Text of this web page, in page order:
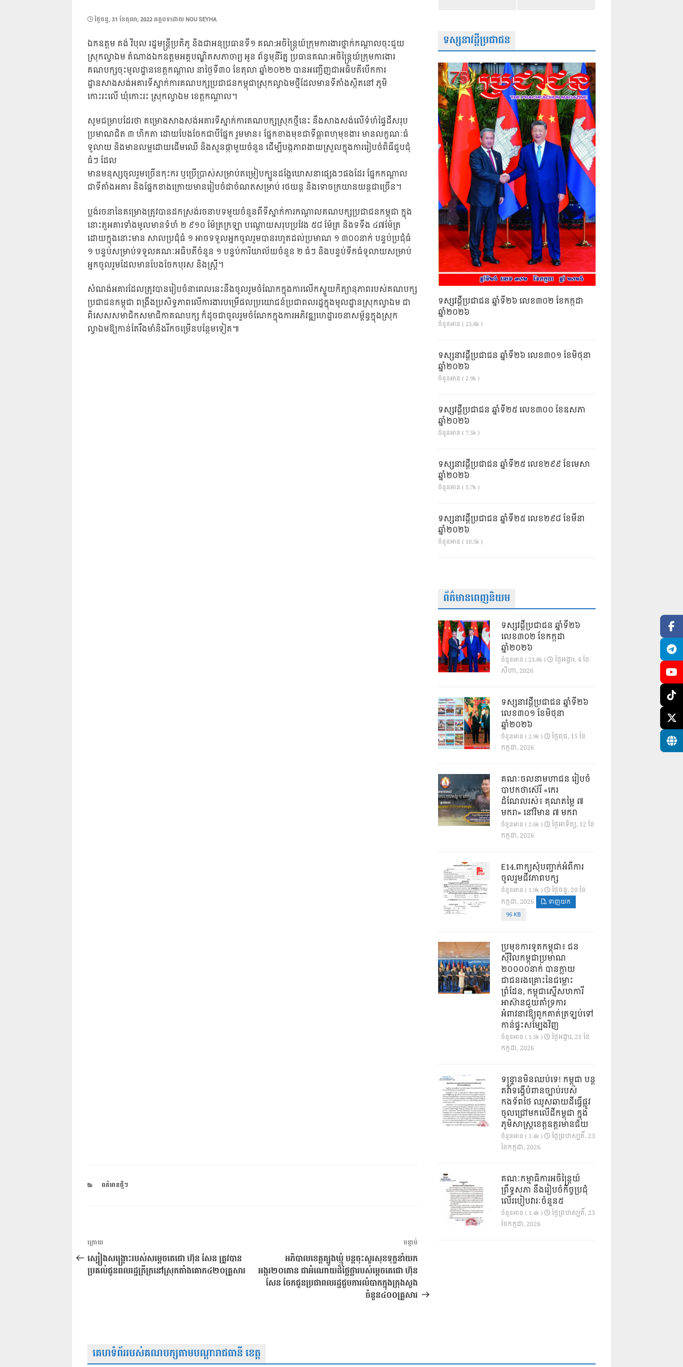
POSTED
ថ្ងៃ​ចន្ទ, 31 ខែ​តុលា, 2022អត្ថបទដោយ NOU SEYHA
ឯកឧត្តម​ គង់ វិបុល រដ្ឋមន្ត្រីប្រតិភូ និងជាអនុប្រធានទី១ គណ:អចិន្ត្រៃយ៍ក្រុមការងារថ្នាក់កណ្តាលចុះជួយ
ស្រុកល្វាឯម តំណាងឯកឧត្តមអគ្គបណ្ឌិតសភាចារ្យ អូន ព័ន្ធមុនីរ័ត្ន ប្រធានគណ:អចិន្ត្រៃយ៍ក្រុមការងារ
គណបក្សចុះមូលដ្ឋានខេត្តកណ្តាល នាថ្ងៃទី៣០ ខែតុលា ឆ្នាំ២០២២ ​បានអញ្ជើញជាអធិបតីបើកការ
ដ្ឋានសាងសង់អគារទីស្នាក់ការគណបក្សប្រជាជនកម្ពុជាស្រុកល្វាឯមថ្មីដែលមានទីតាំងស្ថិតនៅ ភូមិ
កោះរះលើ ឃុំកោះរះ ស្រុកល្វាឯម ខេត្តកណ្តាល។
សូមជម្រាបដែរថា​ គម្រោងសាងសង់អគារទីស្នាក់ការគណបក្សស្រុកថ្មីនេះ​ នឹងសាងសង់លើទំហំផ្ទៃដីសរុប
ប្រមាណជិត ៣ ហិកតា ដោយបែងចែកជាបីផ្នែក រួមមាន៖​ ផ្នែកខាងមុខជាទីធ្លាពហុមុខងារ មានលក្ខណៈធំ
ទូលាយ និងមានលម្អដោយដើមឈើ និងសួនផ្កាមួយចំនួន ដើម្បីបង្កភាពងាយស្រួលក្នុងការរៀបចំពិធីជួបជុំ
ធំៗ ដែល
មានមនុស្សចូលរួមច្រើនកុះករ ឬប្រើប្រាស់សម្រាប់តម្រៀបក្បួនដង្ហែឃោសនាផ្សេងៗផងដែរ ផ្នែកកណ្ដាល
ជាទីតាំងអគារ​ និងផ្នែកខាងក្រោយមានរៀបចំជាចំណតសម្រាប់​ រថយន្ត​ និងទោចក្រយានយន្តជាច្រើន។
ប្លង់រចនានៃគម្រោងត្រូវបានដកស្រង់រចនាបទមួយចំនួនពីទីស្នាក់ការកណ្តាលគណបក្សប្រជាជនកម្ពុជា ក្នុង
នោះតួអគារទាំងមូល​មានទំហំ ២ ៩១០ ម៉ែត្រក្រឡា បណ្តោយសរុបប្រវែង ៥៨ ម៉ែត្រ និងទទឹង ៤៧ម៉ែត្រ
ដោយក្នុងនោះមាន សាលប្រជុំធំ ១ អាចទទួលអ្នកចូលរួមបានរហូតដល់ប្រមាណ ១ ៣០០នាក់ បន្ទប់ប្រជុំធំ
១ បន្ទប់សម្រាប់ទទួលគណៈអធិបតីចំនួន ១ បន្ទប់ការិយាល័យចំនួន ២ ធំៗ និងបន្ទប់ទីកធំទូលាយសម្រាប់
អ្នកចូលរួមដែលមានបែងចែកបុរស និងស្ត្រី។
សំណង់អគារដែលត្រូវបានរៀបចំនាពេលនេះនឹងចូលរួមចំណែកក្នុងការលើកស្ទួយកិត្យានុភាពរបស់គណបក្ស
ប្រជាជនកម្ពុជា ពង្រឹងប្រសិទ្ធភាពលើការងារបម្រើផលប្រយោជន៍ប្រជាពលរដ្ឋក្នុងមូលដ្ឋានស្រុកល្វាឯម ជា
ពិសេសសមាជិកសមាជិកាគណបក្ស ក៏ដូចជាចូលរួមចំណែកក្នុងការអភិវឌ្ឍហេដ្ឋារចនាសម្ព័ន្ធក្នុងស្រុក
ល្វាឯមឱ្យកាន់តែរឹងមាំនិងរីកចម្រើនបន្ថែមទៀត៕
CATEGORIES
ពត៌មានថ្មីៗ
ការ​
នាំទិស​
ប្រកាស
អត្ថបទ
មុន
ក្រោយ
ស្បៀងសង្គ្រោះរបស់សម្ដេចតេជោ ហ៊ុន សែន ត្រូវបាន
ប្រគល់ជូនពលរដ្ឋក្រីក្រនៅស្រុកតាំងគោក៤២០គ្រួសារ
បន្ទាប់
អភិបាលខេត្តត្បូងឃ្មុំ បន្តចុះសួរសុខទុក្ខនាំយក
អង្ករ២០តោន ជាអំណោយដ៏ថ្លៃថ្លារបស់ម្តេចតេជោ ហ៊ុន
សែន ចែកជូនប្រជាពលរដ្ឋជួបការលំបាកក្នុងក្រុងសួង
ចំនួន៤០០គ្រួសារ
ទស្សនាវដ្តីប្រជាជន
ទស្សវដ្តីប្រជាជន ឆ្នាំទី២៦ លេខ៣០២ ខែកក្កដា
ឆ្នាំ២០២៦
ចំនួនអាន ( 23.8k )
ទស្សនាវដ្ដីប្រជាជន ឆ្នាំទី២៦ លេខ៣០១ ខែមិថុនា
ឆ្នាំ២០២៦
ចំនួនអាន ( 2.9k )
ទស្សវដ្តីប្រជាជន ឆ្នាំទី២៥ លេខ៣០០ ខែឧសភា
ឆ្នាំ២០២៦
ចំនួនអាន ( 7.5k )
ទស្សនាវដ្ដីប្រជាជន ឆ្នាំទី២៥ លេខ២៩៩ ខែមេសា
ឆ្នាំ២០២៦
ចំនួនអាន ( 5.7k )
ទស្សនាវដ្ដីប្រជាជន ឆ្នាំទី២៥ លេខ២៩៨ ខែមីនា
ឆ្នាំ២០២៦
ចំនួនអាន ( 10.5k )
ព័ត៌មានពេញនិយម
ទស្សវដ្តីប្រជាជន ឆ្នាំទី២៦
លេខ៣០២ ខែកក្កដា
ឆ្នាំ២០២៦
ចំនួនអាន ( 23.8k )
ថ្ងៃ​អង្គារ, 4 ខែ​
សីហា, 2026
ទស្សនាវដ្ដីប្រជាជន ឆ្នាំទី២៦
លេខ៣០១ ខែមិថុនា
ឆ្នាំ២០២៦
ចំនួនអាន ( 2.9k )
ថ្ងៃ​ពុធ, 15 ខែ​
កក្កដា, 2026
គណៈចលនាមហាជន រៀបចំ
បាឋកថាស៊េរី «កេរ
ដំណែលរស់៖ គុណតម្លៃ ៧
មករា» នៅវិមាន ៧ មករា
ចំនួនអាន ( 2.6k )
ថ្ងៃ​អាទិត្យ, 12 ខែ​
កក្កដា, 2026
E14.ពាក្យសុំបញ្ជាក់អំពីការ
ចូលរួមជីវភាពបក្ស
ចំនួនអាន ( 1.9k )
ថ្ងៃ​ចន្ទ, 20 ខែ​
កក្កដា, 2026
ទាញយក
96 KB
ប្រមុខការទូតកម្ពុជា៖ ជន
ស៊ីវិលកម្ពុជាប្រមាណ
២០០០០នាក់ បានក្លាយ
ជាជនរងគ្រោះនៃជម្លោះ
ព្រំដែន, កម្ពុជាស្នើសហការី
អាស៊ានជួយគាំទ្រការ
អំពាវនាវឱ្យពួកគាត់ត្រឡប់ទៅ
កាន់ផ្ទះសម្បែងវិញ
ចំនួនអាន ( 1.5k )
ថ្ងៃ​អង្គារ, 21 ខែ​
កក្កដា, 2026
ទន្ទ្រានមិនឈប់ទេ! កម្ពុជា បន្ត
តវ៉ាទង្វើបំពានច្បាប់របស់
កងទ័ពថៃ ឈូសឆាយដីធ្វើផ្លូវ
ចូលជ្រៅមកលើដីកម្ពុជា ក្នុង
ភូមិសាស្ត្រខេត្តឧត្តរមានជ័យ
ចំនួនអាន ( 1.4k )
ថ្ងៃ​ព្រហស្បតិ៍, 23
ខែ​កក្កដា, 2026
គណៈកម្មាធិការអចិន្ត្រៃយ៍
ព្រឹទ្ធសភា នឹងរៀបចំកិច្ចប្រជុំ
លើរបៀបវារៈចំនួន៥
ចំនួនអាន ( 1.4k )
ថ្ងៃ​ព្រហស្បតិ៍, 23
ខែ​កក្កដា, 2026
គេហទំព័ររបស់គណបក្សតាមបណ្តារាជធានី ខេត្ត